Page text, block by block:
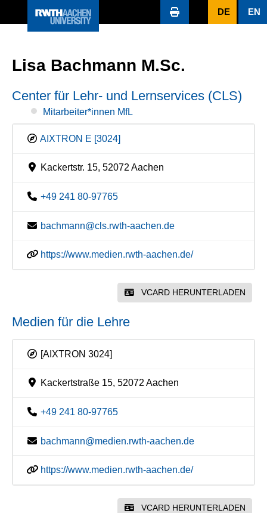
DE EN
Lisa Bachmann M.Sc.
Center für Lehr- und Lernservices (CLS)
Mitarbeiter*innen MfL
AIXTRON E [3024]
Kackertstr. 15, 52072 Aachen
+49 241 80-97765
bachmann@cls.rwth-aachen.de
https://www.medien.rwth-aachen.de/
VCARD HERUNTERLADEN
Medien für die Lehre
[AIXTRON 3024]
Kackertstraße 15, 52072 Aachen
+49 241 80-97765
bachmann@medien.rwth-aachen.de
https://www.medien.rwth-aachen.de/
VCARD HERUNTERLADEN